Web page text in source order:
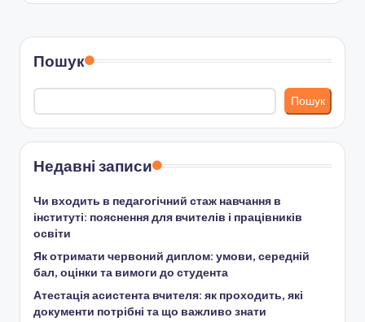
Пошук
Пошук
Недавні записи
Чи входить в педагогічний стаж навчання в
інституті: пояснення для вчителів і працівників
освіти
Як отримати червоний диплом: умови, середній
бал, оцінки та вимоги до студента
Атестація асистента вчителя: як проходить, які
документи потрібні та що важливо знати